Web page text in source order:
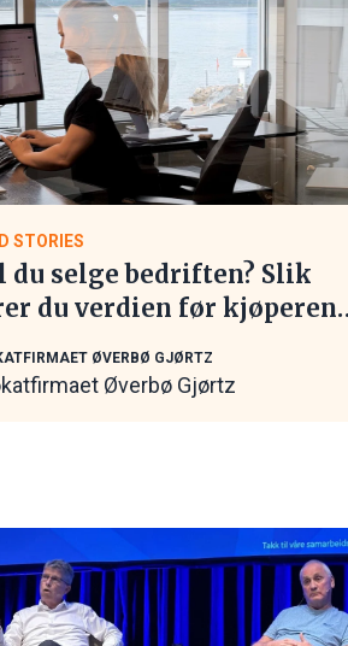
STORIES
du selge bedriften? Slik
du verdien før kjøperen
ØVERBØ GJØRTZ
Øverbø Gjørtz